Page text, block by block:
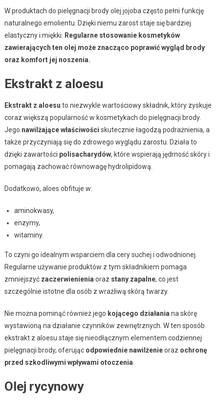
W produktach do pielęgnacji brody olej jojoba często pełni funkcję
naturalnego emolientu. Dzięki niemu zarost staje się bardziej
elastyczny i miękki.
Regularne stosowanie kosmetyków
zawierających ten olej może znacząco poprawić wygląd brody
oraz komfort jej noszenia.
Ekstrakt z aloesu
Ekstrakt z aloesu to niezwykle wartościowy składnik, który zyskuje
coraz większą popularność w kosmetykach do pielęgnacji brody.
Jego nawilżające właściwości skutecznie łagodzą podrażnienia, a
także przyczyniają się do zdrowego wyglądu zarostu. Działa to
dzięki zawartości polisacharydów, które wspierają jędrność skóry i
pomagają zachować równowagę hydrolipidową.
Dodatkowo, aloes obfituje w:
aminokwasy,
enzymy,
witaminy.
To czyni go idealnym wsparciem dla cery suchej i odwodnionej.
Regularne używanie produktów z tym składnikiem pomaga
zmniejszyć zaczerwienienia oraz stany zapalne, co jest
szczególnie istotne dla osób z wrażliwą skórą twarzy.
Nie można pominąć również jego kojącego działania na skórę
wystawioną na działanie czynników zewnętrznych. W ten sposób
ekstrakt z aloesu staje się nieodłącznym elementem codziennej
pielęgnacji brody, oferując odpowiednie nawilżenieoraz ochronę
przed szkodliwymi wpływami otoczenia
Olej rycynowy